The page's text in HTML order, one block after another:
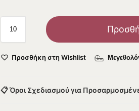
Προσθήκη στη Wishlist
📋 Όροι Σχεδιασμού για